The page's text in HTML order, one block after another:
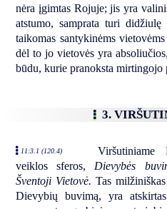
nėra įgimtas Rojuje; jis yra
atstumo, samprata turi
taikomas santykinėms
dėl to jo vietovės yra
būdu, kurie pranoksta mirtingojo
3.
11:3.1 (120.4)
veiklos sferos, Dievybės
Šventoji Vietovė. Tas
Dievybių buvimą, yra